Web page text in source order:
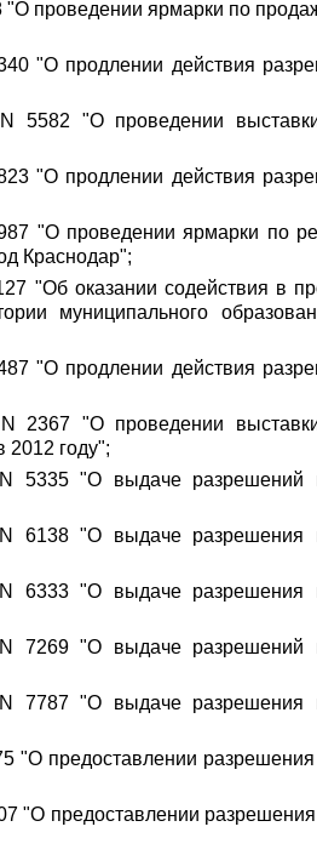
"О проведении ярмарки по
"О продлении действия
5582 "О проведении
"О продлении действия
"О проведении ярмарки по
Краснодар";
"Об оказании содействия в
муниципального
"О продлении действия
2367 "О проведении
2012 году";
N 5335 "О выдаче разрешений
N 6138 "О выдаче разрешения
N 6333 "О выдаче разрешения
N 7269 "О выдаче разрешений
N 7787 "О выдаче разрешения
"О предоставлении
"О предоставлении